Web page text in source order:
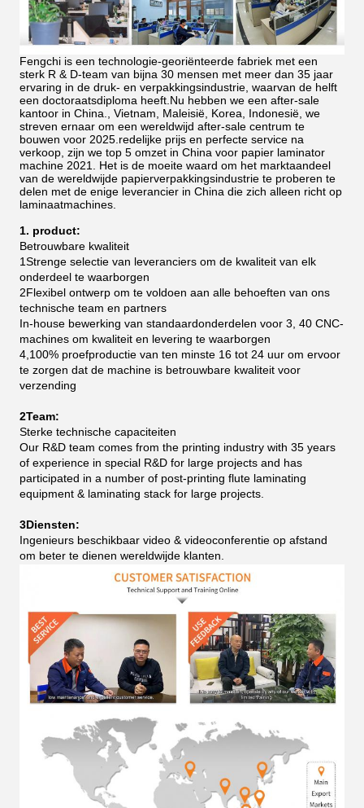
Fengchi is een technologie-georiënteerde fabriek met een
sterk R & D-team van bijna 30 mensen met meer dan 35 jaar
ervaring in de druk- en verpakkingsindustrie, waarvan de helft
een doctoraatsdiploma heeft.Nu hebben we een after-sale
kantoor in China., Vietnam, Maleisië, Korea, Indonesië, we
streven ernaar om een wereldwijd after-sale centrum te
bouwen voor 2025.redelijke prijs en perfecte service na
verkoop, zijn we top 5 omzet in China voor papier laminator
machine 2021. Het is de moeite waard om het marktaandeel
van de wereldwijde papierverpakkingsindustrie te proberen te
delen met de enige leverancier in China die zich alleen richt op
laminaatmachines.
1. product:
Betrouwbare kwaliteit
1Strenge selectie van leveranciers om de kwaliteit van elk
onderdeel te waarborgen
2Flexibel ontwerp om te voldoen aan alle behoeften van ons
technische team en partners
In-house bewerking van standaardonderdelen voor 3, 40 CNC-
machines om kwaliteit en levering te waarborgen
4,100% proefproductie van ten minste 16 tot 24 uur om ervoor
te zorgen dat de machine is betrouwbare kwaliteit voor
verzending
2Team:
Sterke technische capaciteiten
Our R&D team comes from the printing industry with 35 years
of experience in special R&D for large projects and has
participated in a number of post-printing flute laminating
equipment & laminating stack for large projects.
3Diensten:
Ingenieurs beschikbaar video & videoconferentie op afstand
om beter te dienen wereldwijde klanten.